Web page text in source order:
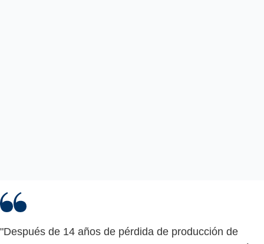
"Después de 14 años de pérdida de producción de